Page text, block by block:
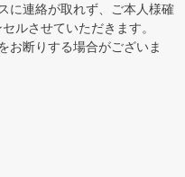
に連絡が取れず、ご本人様確
ルさせていただきます。
お断りする場合がございま